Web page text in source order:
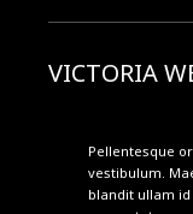
VICTORIA
Pellentesque
vestibulum.
blandit ullam